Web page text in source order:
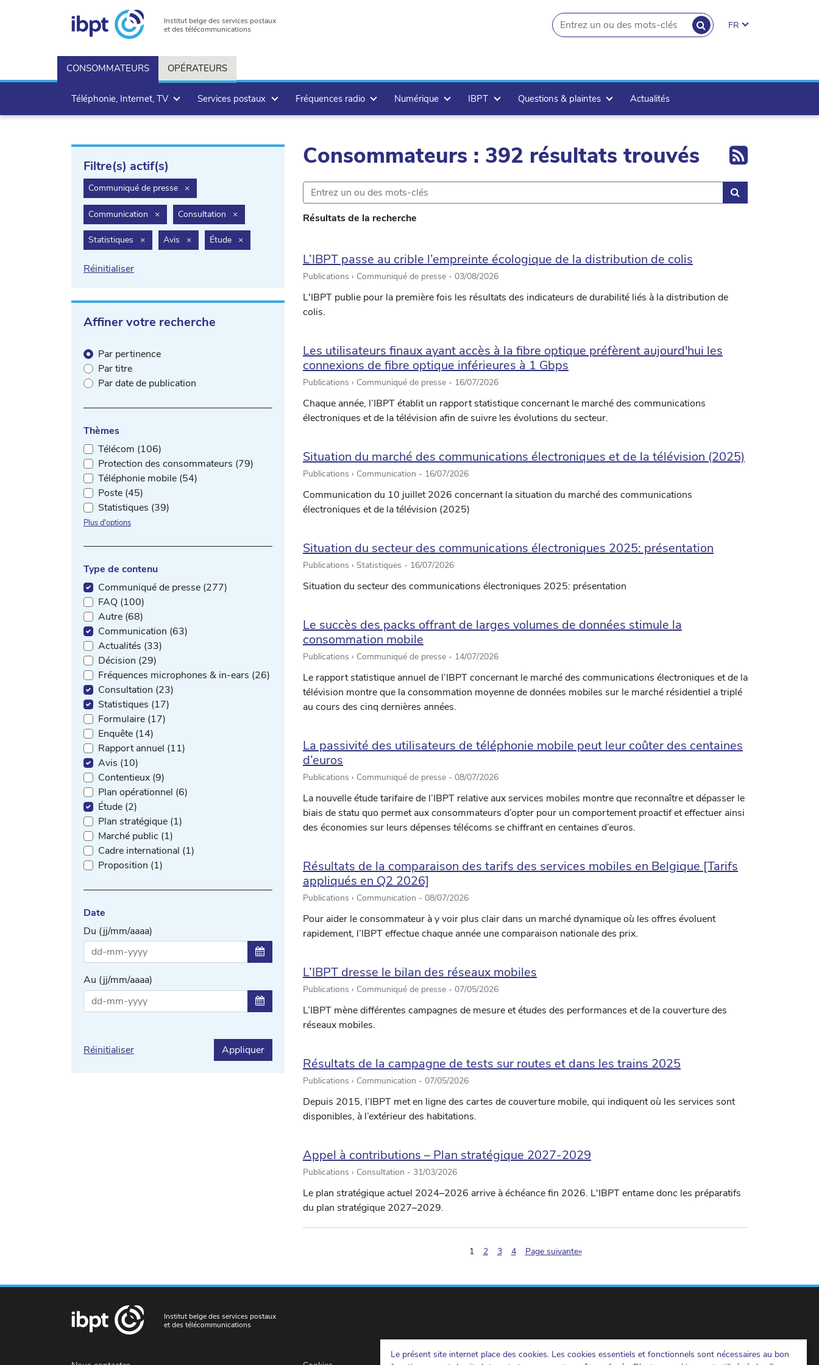
Le présent site internet place des cookies. Les cookies essentiels et fonctionnels sont nécessaires au bon
Institut belge des services postaux
et des télécommunications
RECHERCHER
search.button
FR
CONSOMMATEURS OPÉRATEURS
Téléphonie, Internet, TV Services postaux Fréquences radio Numérique IBPT Questions & plaintes Actualités
Filtre(s) actif(s)
Communiqué de presse ×filter.delete
Communication ×filter.deleteConsultation ×filter.delete
Statistiques ×filter.delete
Avis ×filter.delete
Étude ×filter.delete
Réinitialiser
Affiner votre recherche
Par pertinence
Par titre
Par date de publication
Thèmes
Télécom (106)
Protection des consommateurs (79)
Téléphonie mobile (54)
Poste (45)
Statistiques (39)
Plus d'options
Type de contenu
Communiqué de presse (277)
FAQ (100)
Autre (68)
Communication (63)
Actualités (33)
Décision (29)
Fréquences microphones & in-ears (26)
Consultation (23)
Statistiques (17)
Formulaire (17)
Enquête (14)
Rapport annuel (11)
Avis (10)
Contentieux (9)
Plan opérationnel (6)
Étude (2)
Plan stratégique (1)
Marché public (1)
Cadre international (1)
Proposition (1)
Date
Du (jj/mm/aaaa)
Sélectionner une date ...
Au (jj/mm/aaaa)
Sélectionner une date ...
Réinitialiser Appliquer
Consommateurs : 392 résultats trouvés Export
Résultats de la recherche
L’IBPT passe au crible l’empreinte écologique de la distribution de colis
Publications › Communiqué de presse - 03/08/2026
L'IBPT publie pour la première fois les résultats des indicateurs de durabilité liés à la distribution de
colis.
Les utilisateurs finaux ayant accès à la fibre optique préfèrent aujourd'hui les
connexions de fibre optique inférieures à 1 Gbps
Publications › Communiqué de presse - 16/07/2026
Chaque année, l’IBPT établit un rapport statistique concernant le marché des communications
électroniques et de la télévision afin de suivre les évolutions du secteur.
Situation du marché des communications électroniques et de la télévision (2025)
Publications › Communication - 16/07/2026
Communication du 10 juillet 2026 concernant la situation du marché des communications
électroniques et de la télévision (2025)
Situation du secteur des communications électroniques 2025: présentation
Publications › Statistiques - 16/07/2026
Situation du secteur des communications électroniques 2025: présentation
Le succès des packs offrant de larges volumes de données stimule la
consommation mobile
Publications › Communiqué de presse - 14/07/2026
Le rapport statistique annuel de l’IBPT concernant le marché des communications électroniques et de la
télévision montre que la consommation moyenne de données mobiles sur le marché résidentiel a triplé
au cours des cinq dernières années.
La passivité des utilisateurs de téléphonie mobile peut leur coûter des centaines
d’euros
Publications › Communiqué de presse - 08/07/2026
La nouvelle étude tarifaire de l’IBPT relative aux services mobiles montre que reconnaître et dépasser le
biais de statu quo permet aux consommateurs d’opter pour un comportement proactif et effectuer ainsi
des économies sur leurs dépenses télécoms se chiffrant en centaines d’euros.
Résultats de la comparaison des tarifs des services mobiles en Belgique [Tarifs
appliqués en Q2 2026]
Publications › Communication - 08/07/2026
Pour aider le consommateur à y voir plus clair dans un marché dynamique où les offres évoluent
rapidement, l’IBPT effectue chaque année une comparaison nationale des prix.
L’IBPT dresse le bilan des réseaux mobiles
Publications › Communiqué de presse - 07/05/2026
L’IBPT mène différentes campagnes de mesure et études des performances et de la couverture des
réseaux mobiles.
Résultats de la campagne de tests sur routes et dans les trains 2025
Publications › Communication - 07/05/2026
Depuis 2015, l’IBPT met en ligne des cartes de couverture mobile, qui indiquent où les services sont
disponibles, à l’extérieur des habitations.
Appel à contributions – Plan stratégique 2027-2029
Publications › Consultation - 31/03/2026
Le plan stratégique actuel 2024–2026 arrive à échéance fin 2026. L'IBPT entame donc les préparatifs
du plan stratégique 2027–2029.
1(pagination.current)
2 3 4 Page suivante»
Institut belge des services postaux
et des télécommunications